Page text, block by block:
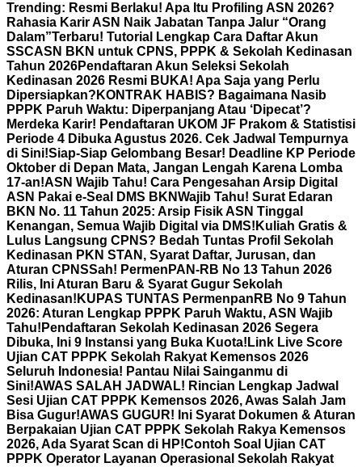
Trending: Resmi Berlaku! Apa Itu Profiling ASN 2026?
Rahasia Karir ASN Naik Jabatan Tanpa Jalur “Orang
Dalam”Terbaru! Tutorial Lengkap Cara Daftar Akun
SSCASN BKN untuk CPNS, PPPK & Sekolah Kedinasan
Tahun 2026Pendaftaran Akun Seleksi Sekolah
Kedinasan 2026 Resmi BUKA! Apa Saja yang Perlu
Dipersiapkan? KONTRAK HABIS? Bagaimana Nasib
PPPK Paruh Waktu: Diperpanjang Atau ‘Dipecat’?
Merdeka Karir! Pendaftaran UKOM JF Prakom & Statistisi
Periode 4 Dibuka Agustus 2026. Cek Jadwal Tempurnya
di Sini!Siap-Siap Gelombang Besar! Deadline KP Periode
Oktober di Depan Mata, Jangan Lengah Karena Lomba
17-an!ASN Wajib Tahu! Cara Pengesahan Arsip Digital
ASN Pakai e-Seal DMS BKNWajib Tahu! Surat Edaran
BKN No. 11 Tahun 2025: Arsip Fisik ASN Tinggal
Kenangan, Semua Wajib Digital via DMS! Kuliah Gratis &
Lulus Langsung CPNS? Bedah Tuntas Profil Sekolah
Kedinasan PKN STAN, Syarat Daftar, Jurusan, dan
Aturan CPNSSah! PermenPAN-RB No 13 Tahun 2026
Rilis, Ini Aturan Baru & Syarat Gugur Sekolah
Kedinasan! KUPAS TUNTAS PermenpanRB No 9 Tahun
2026: Aturan Lengkap PPPK Paruh Waktu, ASN Wajib
Tahu! Pendaftaran Sekolah Kedinasan 2026 Segera
Dibuka, Ini 9 Instansi yang Buka Kuota! Link Live Score
Ujian CAT PPPK Sekolah Rakyat Kemensos 2026
Seluruh Indonesia! Pantau Nilai Sainganmu di
Sini!AWAS SALAH JADWAL! Rincian Lengkap Jadwal
Sesi Ujian CAT PPPK Kemensos 2026, Awas Salah Jam
Bisa Gugur!AWAS GUGUR! Ini Syarat Dokumen & Aturan
Berpakaian Ujian CAT PPPK Sekolah Rakya Kemensos
2026, Ada Syarat Scan di HP!Contoh Soal Ujian CAT
PPPK Operator Layanan Operasional Sekolah Rakyat